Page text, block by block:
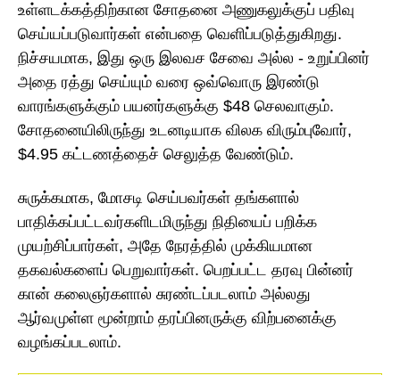
உள்ளடக்கத்திற்கான சோதனை அணுகலுக்குப் பதிவு
செய்யப்படுவார்கள் என்பதை வெளிப்படுத்துகிறது.
நிச்சயமாக, இது ஒரு இலவச சேவை அல்ல - உறுப்பினர்
அதை ரத்து செய்யும் வரை ஒவ்வொரு இரண்டு
வாரங்களுக்கும் பயனர்களுக்கு $48 செலவாகும்.
சோதனையிலிருந்து உடனடியாக விலக விரும்புவோர்,
$4.95 கட்டணத்தைச் செலுத்த வேண்டும்.
சுருக்கமாக, மோசடி செய்பவர்கள் தங்களால்
பாதிக்கப்பட்டவர்களிடமிருந்து நிதியைப் பறிக்க
முயற்சிப்பார்கள், அதே நேரத்தில் முக்கியமான
தகவல்களைப் பெறுவார்கள். பெறப்பட்ட தரவு பின்னர்
கான் கலைஞர்களால் சுரண்டப்படலாம் அல்லது
ஆர்வமுள்ள மூன்றாம் தரப்பினருக்கு விற்பனைக்கு
வழங்கப்படலாம்.